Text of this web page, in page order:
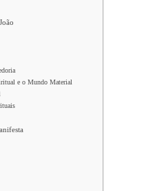
e o Mundo Material